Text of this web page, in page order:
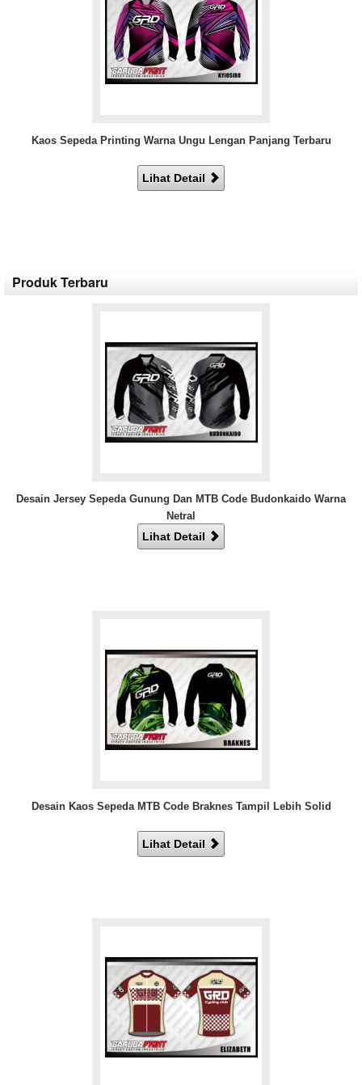
Kaos Sepeda Printing Warna Ungu Lengan Panjang Terbaru
Lihat Detail
Produk Terbaru
Desain Jersey Sepeda Gunung Dan MTB Code Budonkaido Warna
Netral
Lihat Detail
Desain Kaos Sepeda MTB Code Braknes Tampil Lebih Solid
Lihat Detail